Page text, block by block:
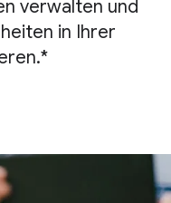
verwalten und
in Ihrer